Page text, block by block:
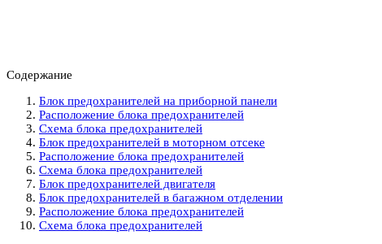
Содержание
Блок предохранителей на приборной панели
Расположение блока предохранителей
Схема блока предохранителей
Блок предохранителей в моторном отсеке
Расположение блока предохранителей
Схема блока предохранителей
Блок предохранителей двигателя
Блок предохранителей в багажном отделении
Расположение блока предохранителей
Схема блока предохранителей